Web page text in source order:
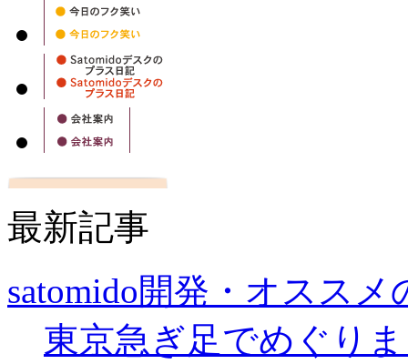
最新記事
satomido開発・オススメ
東京急ぎ足でめぐり